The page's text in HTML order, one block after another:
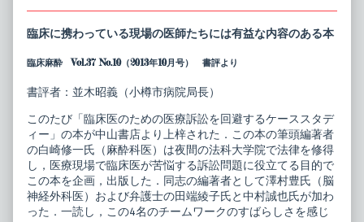
臨床に携わっている現場の医師たちには有益な内容のある本
臨床麻酔 Vol.37 No.10（2013年10月号） 書評より
書評者：並木昭義（小樽市病院局長）
このたび「臨床医のための医療訴訟を回避するケーススタデ
ィー」の本が中山書店より上梓された．この本の筆頭編著者
の白崎修一氏（麻酔科医）は夜間の法科大学院で法律を修得
し，医療現場で臨床医が苦悩する訴訟問題に役立てる目的で
この本を企画，出版した．同志の編著者として澤村豊氏（脳
神経外科医）および弁護士の田端綾子氏と中村誠也氏が加わ
った．一読し，この4名のチームワークのすばらしさを感じ